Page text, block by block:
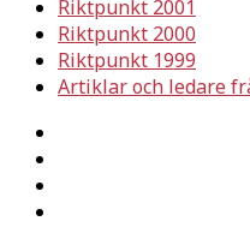
Riktpunkt 2001
Riktpunkt 2000
Riktpunkt 1999
Artiklar och ledare